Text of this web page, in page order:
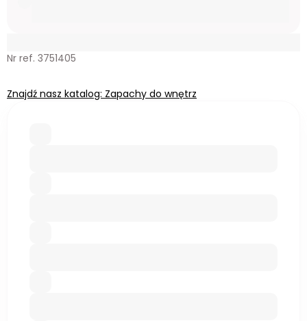
Nr ref. 3751405
Znajdź nasz katalog: Zapachy do wnętrz